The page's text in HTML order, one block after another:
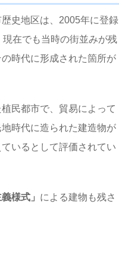
史地区は、2005年に登録
在でも当時の街並みが残
時代に形成された箇所が
民都市で、貿易によって
時代に造られた建造物が
いるとして評価されてい
様式」 による建物も残さ